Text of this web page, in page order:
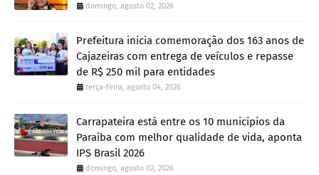
domingo, agosto 02, 2026
Prefeitura inicia comemoração dos 163 anos de
Cajazeiras com entrega de veículos e repasse
de R$ 250 mil para entidades
terça-feira, agosto 04, 2026
Carrapateira está entre os 10 municípios da
Paraíba com melhor qualidade de vida, aponta
IPS Brasil 2026
domingo, agosto 02, 2026